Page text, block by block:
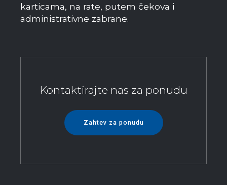
karticama, na rate, putem čekova i
administrativne zabrane.
Kontaktirajte nas za ponudu
Zahtev za ponudu